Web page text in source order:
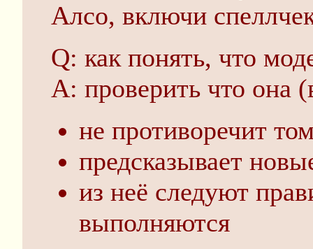
Алсо, включи
Q: как понять, что
A: проверить что она
не противоречит
предсказывает
из неё следуют
выполняются